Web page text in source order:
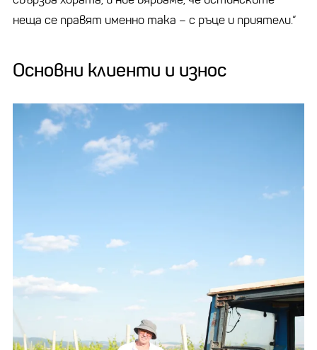
неща се правят именно така – с ръце и приятели.“
Основни клиенти и износ